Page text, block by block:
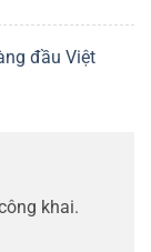
đầu Việt
khai.